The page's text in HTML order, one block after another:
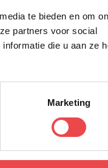
te bieden en om
partners voor social
die u aan ze
Marketing
voor een
crunchy
nóg
jouw bbq